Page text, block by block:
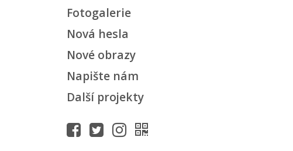
Fotogalerie
Nová hesla
Nové obrazy
Napište nám
Další projekty